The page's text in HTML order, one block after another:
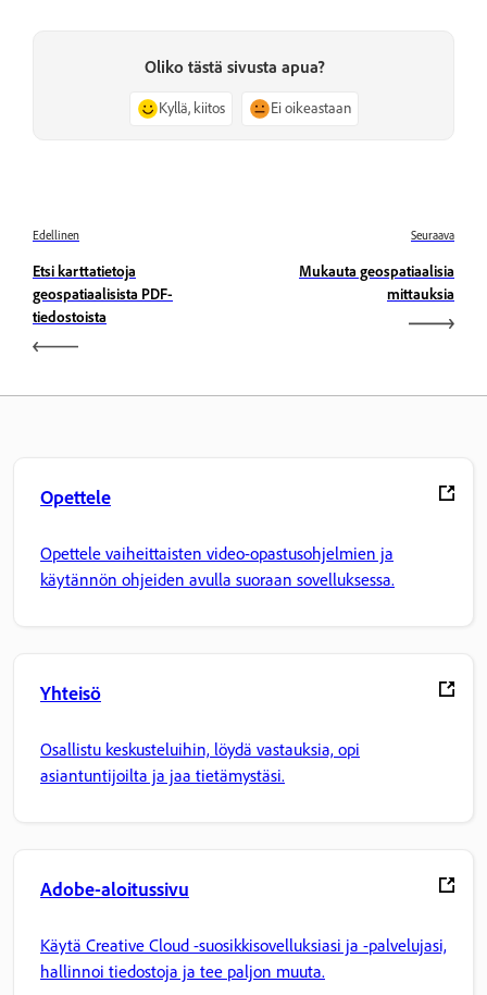
Oliko tästä sivusta apua?
Kyllä, kiitos Ei oikeastaan
Edellinen
Etsi karttatietoja
geospatiaalisista PDF-
tiedostoista
Seuraava
Mukauta geospatiaalisia
mittauksia
Opettele
Opettele vaiheittaisten video-opastusohjelmien ja
käytännön ohjeiden avulla suoraan sovelluksessa.
Yhteisö
Osallistu keskusteluihin, löydä vastauksia, opi
asiantuntijoilta ja jaa tietämystäsi.
Adobe-aloitussivu
Käytä Creative Cloud -suosikkisovelluksiasi ja -palvelujasi,
hallinnoi tiedostoja ja tee paljon muuta.